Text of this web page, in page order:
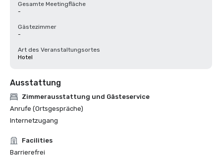
Gesamte Meetingfläche
-
Gästezimmer
-
Art des Veranstaltungsortes
Hotel
Ausstattung
Zimmerausstattung und Gästeservice
Anrufe (Ortsgespräche)
Internetzugang
Facilities
Barrierefrei